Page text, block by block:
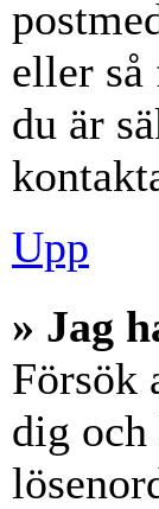
eller så
du är
Upp
» Jag
Försök
dig och